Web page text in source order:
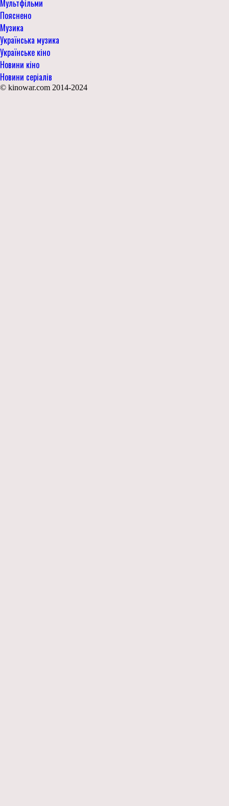
Мультфільми
Пояснено
Музика
Українська музика
Українське кіно
Новини кіно
Новини серіалів
© kinowar.com 2014-2024